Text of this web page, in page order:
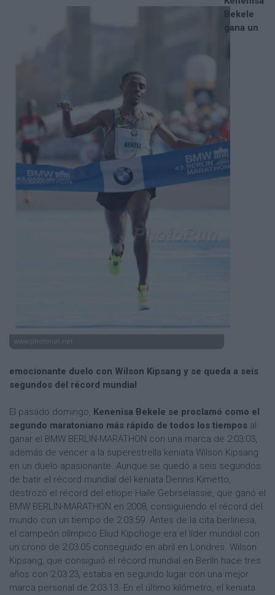
www.photorun.net
Bekele
gana un
emocionante duelo con Wilson Kipsang y se queda a seis
segundos del récord mundial
El pasado domingo, Kenenisa Bekele se proclamó como el
segundo maratoniano más rápido de todos los tiempos al
ganar el BMW BERLIN-MARATHON con una marca de 2:03:03,
además de vencer a la superestrella keniata Wilson Kipsang
en un duelo apasionante. Aunque se quedó a seis segundos
de batir el récord mundial del keniata Dennis Kimetto,
destrozó el récord del etíope Haile Gebrselassie, que ganó el
BMW BERLIN-MARATHON en 2008, consiguiendo el récord del
mundo con un tiempo de 2:03:59. Antes de la cita berlinesa,
el campeón olímpico Eliud Kipchoge era el líder mundial con
un crono de 2:03:05 conseguido en abril en Londres. Wilson
Kipsang, que consiguió el récord mundial en Berlín hace tres
años con 2:03:23, estaba en segundo lugar con una mejor
marca personal de 2:03:13. En el último kilómetro, el keniata